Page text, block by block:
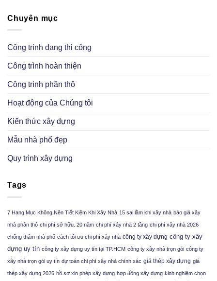
Chuyên mục
Công trình đang thi công
Công trình hoàn thiện
Công trình phần thô
Hoạt động của Chúng tôi
Kiến thức xây dựng
Mẫu nhà phố đẹp
Quy trình xây dựng
Tags
7 Hạng Mục Không Nên Tiết Kiệm Khi Xây Nhà 15 sai lầm khi xây nhà báo giá xây
nhà phần thô chi phí sở hữu. 20 năm chi phí xây nhà 2 tầng chi phí xây nhà 2026
chống thấm nhà phố cách tối ưu chi phí xây nhà công ty xây dựng công ty xây
dựng uy tín công ty xây dựng uy tín tại TP.HCM công ty xây nhà trọn gói công ty
xây nhà trọn gói uy tín dự toán chi phí xây nhà chính xác giá thép xây dựng giá
thép xây dựng 2026 hồ sơ xin phép xây dựng hợp đồng xây dựng kinh nghiệm chọn